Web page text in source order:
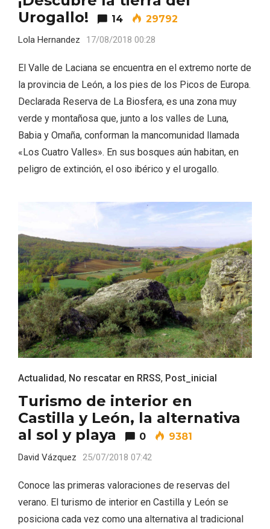
Urogallo!
14 29792
Lola Hernandez 17/08/2018 00:28
El Valle de Laciana se encuentra en el extremo norte de
la provincia de León, a los pies de los Picos de Europa.
Declarada Reserva de La Biosfera, es una zona muy
verde y montañosa que, junto a los valles de Luna,
Babia y Omaña, conforman la mancomunidad llamada
«Los Cuatro Valles». En sus bosques aún habitan, en
peligro de extinción, el oso ibérico y el urogallo.
Actualidad, No rescatar en RRSS, Post_inicial
Turismo de interior en
Castilla y León, la alternativa
al sol y playa
0 9381
David Vázquez 25/07/2018 07:42
Conoce las primeras valoraciones de reservas del
verano. El turismo de interior en Castilla y León se
posiciona cada vez como una alternativa al tradicional
Fiesta de Primavera 2026 en la Ruta del
Enoturismo visitando la Bodega Museo